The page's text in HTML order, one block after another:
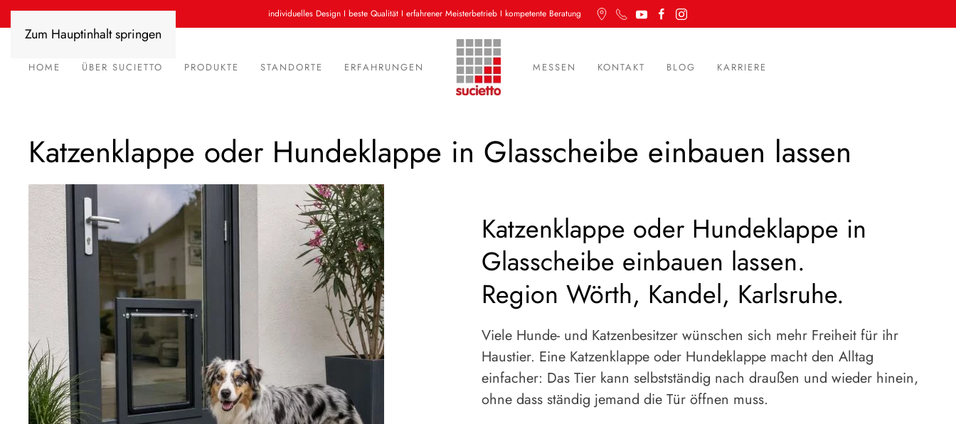
Zum Hauptinhalt springen
individuelles Design I beste Qualität I erfahrener Meisterbetrieb I kompetente Beratung
HOME ÜBER SUCIETTO PRODUKTE STANDORTE ERFAHRUNGEN MESSEN KONTAKT BLOG KARRIERE
Katzenklappe oder Hundeklappe in Glasscheibe einbauen lassen
Katzenklappe oder Hundeklappe in
Glasscheibe einbauen lassen.
Region Wörth, Kandel, Karlsruhe.
Viele Hunde- und Katzenbesitzer wünschen sich mehr Freiheit für ihr
Haustier. Eine Katzenklappe oder Hundeklappe macht den Alltag
einfacher: Das Tier kann selbstständig nach draußen und wieder hinein,
ohne dass ständig jemand die Tür öffnen muss.